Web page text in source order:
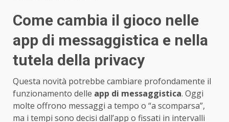
Come cambia il gioco nelle
app di messaggistica e nella
tutela della privacy
Questa novità potrebbe cambiare profondamente il
funzionamento delle app di messaggistica. Oggi
molte offrono messaggi a tempo o “a scomparsa”,
ma i tempi sono decisi dall’app o fissati in intervalli